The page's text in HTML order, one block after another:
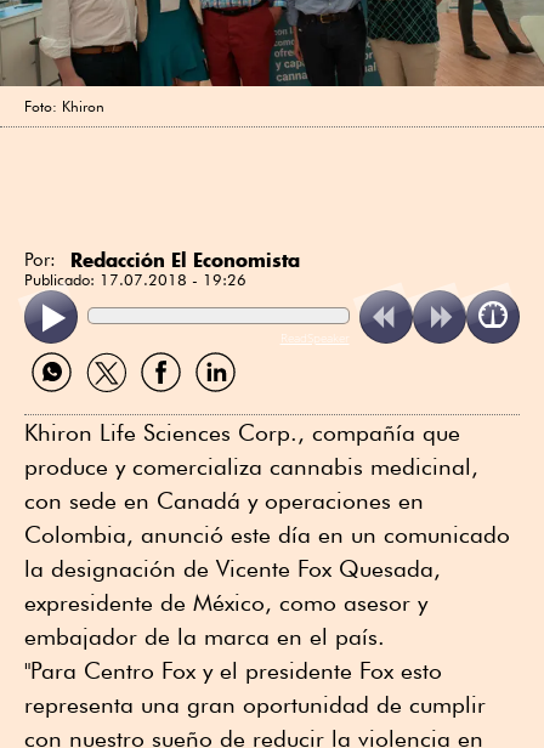
Foto: Khiron
Por: Redacción El Economista
Publicado: 17.07.2018 - 19:26
ReadSpeaker
Compartir
por
Compartir
por
Compartir
por
Compartir
por
Khiron Life Sciences Corp., compañía que
produce y comercializa cannabis medicinal,
con sede en Canadá y operaciones en
Colombia, anunció este día en un comunicado
la designación de Vicente Fox Quesada,
expresidente de México, como asesor y
embajador de la marca en el país.
"Para Centro Fox y el presidente Fox esto
representa una gran oportunidad de cumplir
con nuestro sueño de reducir la violencia en